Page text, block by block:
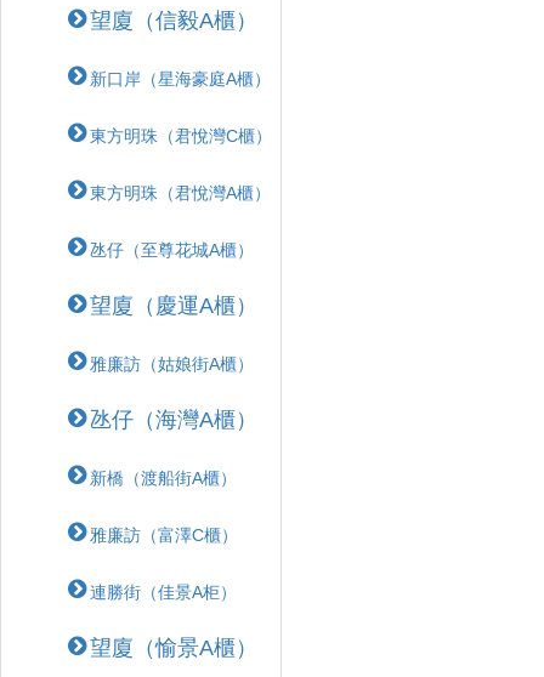
望廈（信毅A櫃）
新口岸（星海豪庭A櫃）
東方明珠（君悅灣C櫃）
東方明珠（君悅灣A櫃）
氹仔（至尊花城A櫃）
望廈（慶運A櫃）
雅廉訪（姑娘街A櫃）
氹仔（海灣A櫃）
新橋（渡船街A櫃）
雅廉訪（富澤C櫃）
連勝街（佳景A柜）
望廈（愉景A櫃）